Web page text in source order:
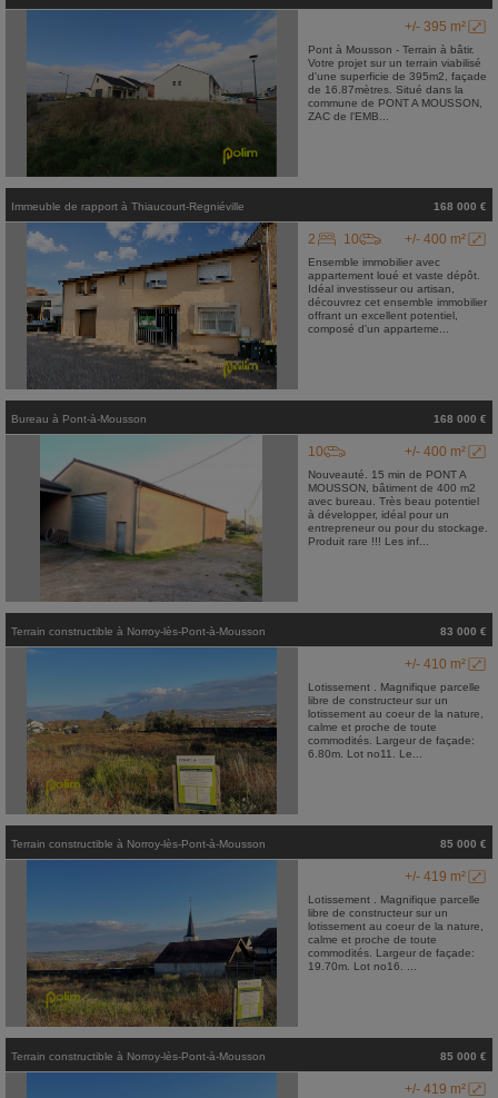
+/- 395 m²
Pont à Mousson - Terrain à bâtir.
Votre projet sur un terrain viabilisé
d'une superficie de 395m2, façade
de 16.87mètres. Situé dans la
commune de PONT A MOUSSON,
ZAC de l'EMB...
Immeuble de rapport à Thiaucourt-Regniéville 168 000 €
+/- 400 m²
2 10
Ensemble immobilier avec
appartement loué et vaste dépôt.
Idéal investisseur ou artisan,
découvrez cet ensemble immobilier
offrant un excellent potentiel,
composé d'un apparteme...
Bureau à Pont-à-Mousson 168 000 €
+/- 400 m²
10
Nouveauté. 15 min de PONT A
MOUSSON, bâtiment de 400 m2
avec bureau. Très beau potentiel
à développer, idéal pour un
entrepreneur ou pour du stockage.
Produit rare !!! Les inf...
Terrain constructible à Norroy-lès-Pont-à-Mousson 83 000 €
+/- 410 m²
Lotissement . Magnifique parcelle
libre de constructeur sur un
lotissement au coeur de la nature,
calme et proche de toute
commodités. Largeur de façade:
6.80m. Lot no11. Le...
Terrain constructible à Norroy-lès-Pont-à-Mousson 85 000 €
+/- 419 m²
Lotissement . Magnifique parcelle
libre de constructeur sur un
lotissement au coeur de la nature,
calme et proche de toute
commodités. Largeur de façade:
19.70m. Lot no16. ...
Terrain constructible à Norroy-lès-Pont-à-Mousson 85 000 €
+/- 419 m²